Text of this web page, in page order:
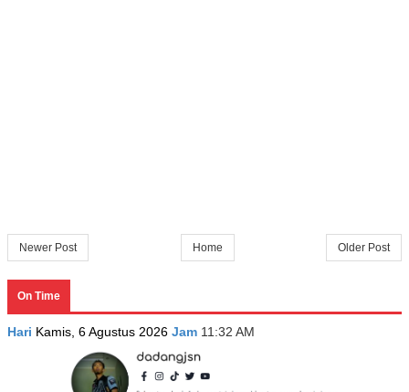
Newer Post Older Post
Home
On Time
Hari Kamis, 6 Agustus 2026 Jam 11:32 AM